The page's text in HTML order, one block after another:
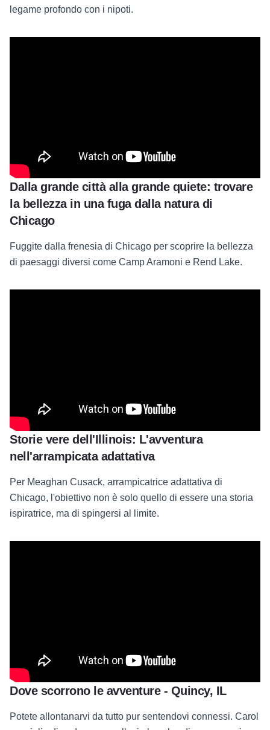
legame profondo con i nipoti.
Dalla grande città alla grande quiete: trovare
la bellezza in una fuga dalla natura di
Chicago
Fuggite dalla frenesia di Chicago per scoprire la bellezza
di paesaggi diversi come Camp Aramoni e Rend Lake.
Storie vere dell'Illinois: L'avventura
nell'arrampicata adattativa
Per Meaghan Cusack, arrampicatrice adattativa di
Chicago, l'obiettivo non è solo quello di essere una storia
ispiratrice, ma di spingersi al limite.
Dove scorrono le avventure - Quincy, IL
Potete allontanarvi da tutto pur sentendovi connessi. Carol